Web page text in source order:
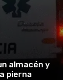
almacén y
pierna